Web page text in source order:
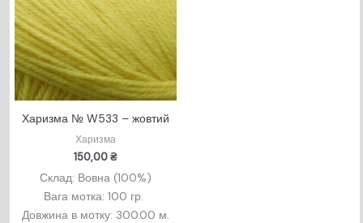
Харизма № W533 – жовтий
Харизма
150,00₴
Склад: Вовна (100%)
Вага мотка: 100 гр.
Довжина в мотку: 300.00 м.